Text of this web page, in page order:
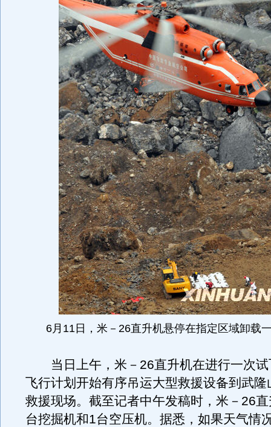
6月11日，米－26直升机悬停在指定区域卸载
当日上午，米－26直升机在进行一次试
飞行计划开始有序吊运大型救援设备到武隆
救援现场。截至记者中午发稿时，米－26
台挖掘机和1台空压机。据悉，如果天气情